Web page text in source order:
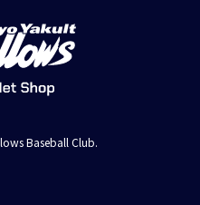
Baseball Club.